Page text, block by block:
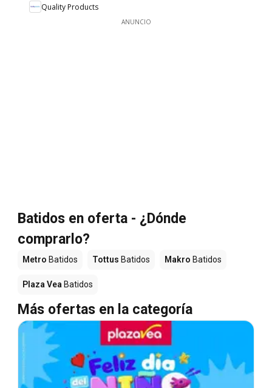
Quality Products
ANUNCIO
Batidos en oferta - ¿Dónde
comprarlo?
Metro Batidos Tottus Batidos Makro Batidos
Plaza Vea Batidos
Más ofertas en la categoría